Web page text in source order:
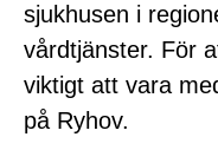
sjukhusen i
vårdtjänster. För
viktigt att vara
på Ryhov.